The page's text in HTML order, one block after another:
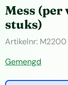
Mess (per
stuks)
Artikelnr: M2200
Gemengd